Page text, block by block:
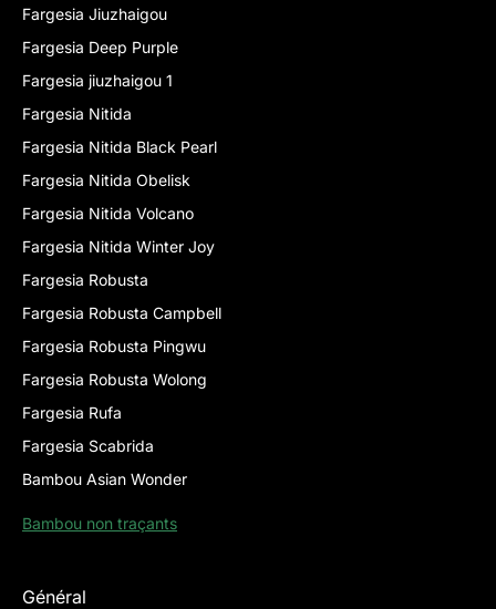
Fargesia Jiuzhaigou
Fargesia Deep Purple
Fargesia jiuzhaigou 1
Fargesia Nitida
Fargesia Nitida Black Pearl
Fargesia Nitida Obelisk
Fargesia Nitida Volcano
Fargesia Nitida Winter Joy
Fargesia Robusta
Fargesia Robusta Campbell
Fargesia Robusta Pingwu
Fargesia Robusta Wolong
Fargesia Rufa
Fargesia Scabrida
Bambou Asian Wonder
Bambou non traçants
Général